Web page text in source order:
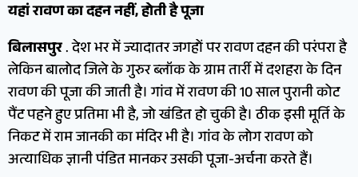
यहां रावण का दहन नहीं, होती है पूजा
बिलासपुर. देश भर में ज्यादातर जगहों पर रावण दहन की परंपरा है
लेकिन बालोद जिले के गुरुर ब्लॉक के ग्राम तार्री में दशहरा के दिन
रावण की पूजा की जाती है। गांव में रावण की 10 साल पुरानी कोट
पैंट पहने हुए प्रतिमा भी है, जो खंडित हो चुकी है। ठीक इसी मूर्ति के
निकट में राम जानकी का मंदिर भी है। गांव के लोग रावण को
अत्याधिक ज्ञानी पंडित मानकर उसकी पूजा-अर्चना करते हैं।